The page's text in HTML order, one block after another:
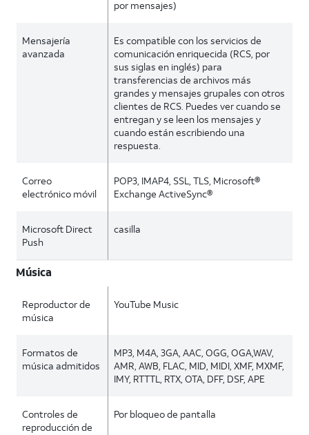
por mensajes)
Mensajería
avanzada
Es compatible con los servicios de
comunicación enriquecida (RCS, por
sus siglas en inglés) para
transferencias de archivos más
grandes y mensajes grupales con otros
clientes de RCS. Puedes ver cuando se
entregan y se leen los mensajes y
cuando están escribiendo una
respuesta.
Correo
electrónico móvil
POP3, IMAP4, SSL, TLS, Microsoft®
Exchange ActiveSync®
Microsoft Direct
Push
casilla
Música
Reproductor de
música
YouTube Music
Formatos de
música admitidos
MP3, M4A, 3GA, AAC, OGG, OGA,WAV,
AMR, AWB, FLAC, MID, MIDI, XMF, MXMF,
IMY, RTTTL, RTX, OTA, DFF, DSF, APE
Controles de
reproducción de
Por bloqueo de pantalla